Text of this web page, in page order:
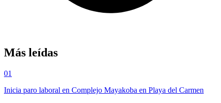
Más leídas
01
Inicia paro laboral en Complejo Mayakoba en Playa del Carmen